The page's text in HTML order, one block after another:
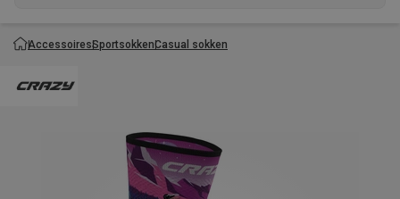
AccessoiresSportsokkenCasual sokken